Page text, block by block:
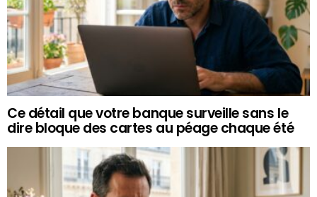
Ce détail que votre banque surveille sans le
dire bloque des cartes au péage chaque été